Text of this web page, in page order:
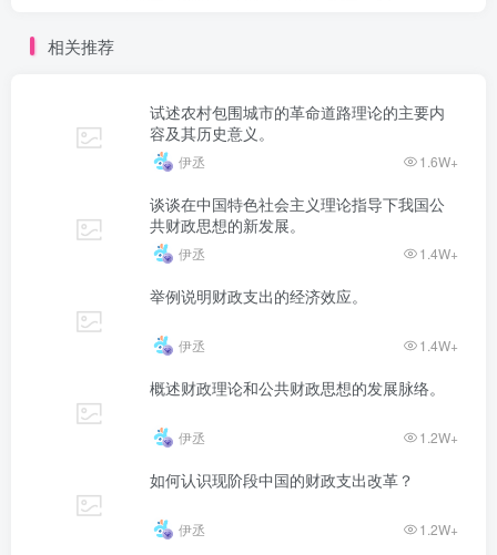
相关推荐
试述农村包围城市的革命道路理论的主要内
容及其历史意义。
伊丞 1.6W+
谈谈在中国特色社会主义理论指导下我国公
共财政思想的新发展。
伊丞 1.4W+
举例说明财政支出的经济效应。
伊丞 1.4W+
概述财政理论和公共财政思想的发展脉络。
伊丞 1.2W+
如何认识现阶段中国的财政支出改革？
伊丞 1.2W+